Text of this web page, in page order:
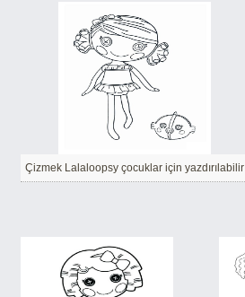
Çizmek Lalaloopsy çocuklar için yazdırılabilir